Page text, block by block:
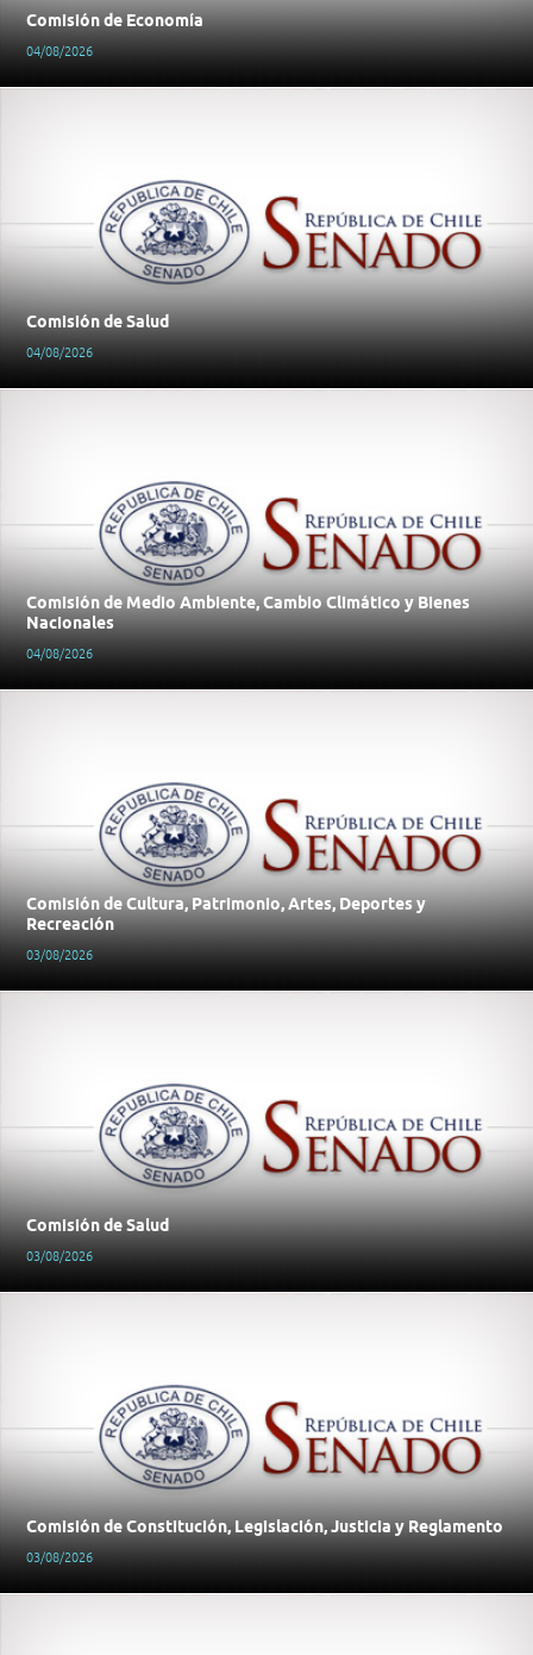
Comisión de Economía
04/08/2026
Comisión de Salud
04/08/2026
Comisión de Medio Ambiente, Cambio Climático y Bienes
Nacionales
04/08/2026
Comisión de Cultura, Patrimonio, Artes, Deportes y
Recreación
03/08/2026
Comisión de Salud
03/08/2026
Comisión de Constitución, Legislación, Justicia y Reglamento
03/08/2026